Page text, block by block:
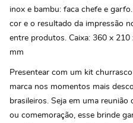
inox e bambu: faca chefe e
cor e o resultado da impressão
entre produtos. Caixa: 360 x
mm
Presentear com um kit
marca nos momentos mais
brasileiros. Seja em uma
ou comemoração, esse brinde